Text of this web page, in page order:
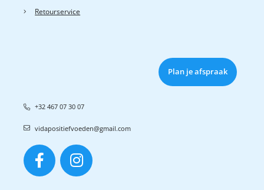
Retourservice
Plan je afspraak
+32 467 07 30 07
vidapositiefvoeden@gmail.com